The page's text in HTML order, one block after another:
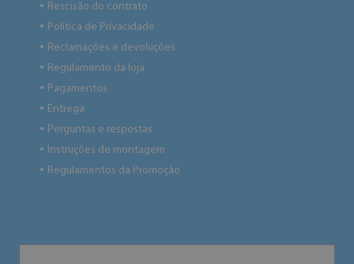
● Rescisão do contrato
● Política de Privacidade
● Reclamações e devoluções
● Regulamento da loja
● Pagamentos
● Entrega
● Perguntas e respostas
● Instruções de montagem
● Regulamentos da Promoção